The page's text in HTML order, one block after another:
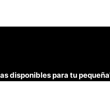
disponibles para tu